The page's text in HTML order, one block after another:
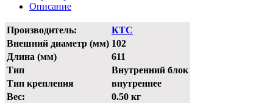
Описание
Производитель:
КТС
Внешний диаметр (мм) 102
Длина (мм)
611
Тип
Внутренний блок
Тип крепления
внутреннее
Вес:
0.50 кг